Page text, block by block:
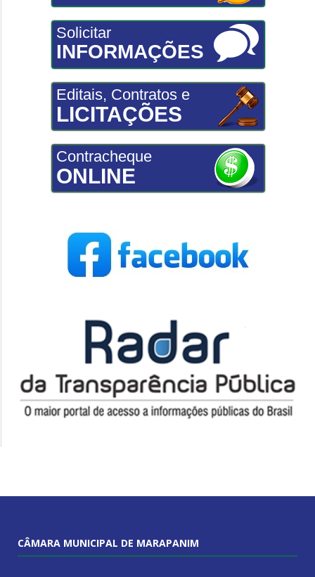
Solicitar
INFORMAÇÕES
Editais, Contratos e
LICITAÇÕES
Contracheque
ONLINE
CÂMARA MUNICIPAL DE MARAPANIM